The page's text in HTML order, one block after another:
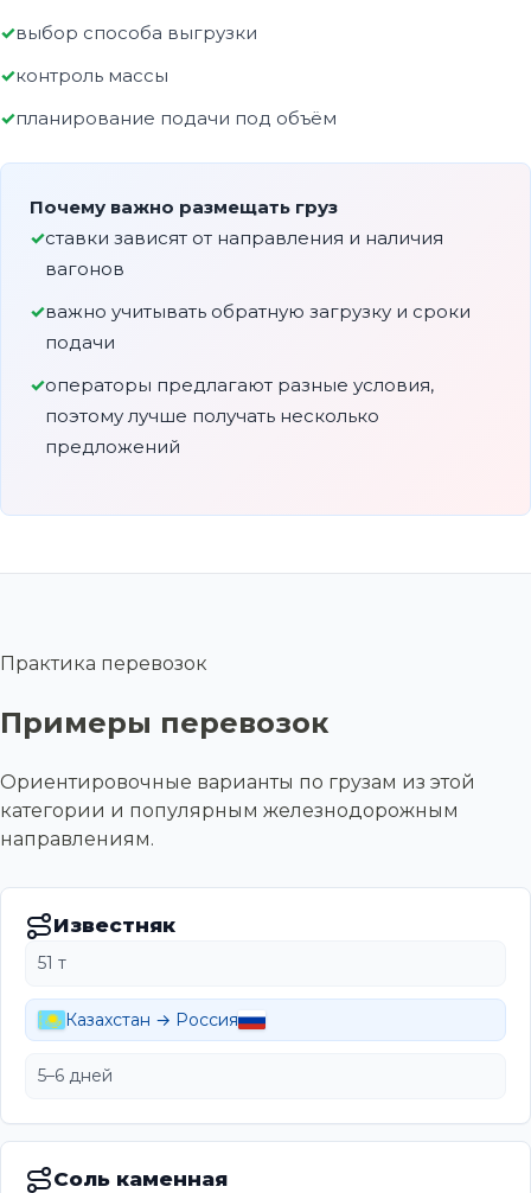
выбор способа выгрузки
контроль массы
планирование подачи под объём
Почему важно размещать груз
ставки зависят от направления и наличия
вагонов
важно учитывать обратную загрузку и сроки
подачи
операторы предлагают разные условия,
поэтому лучше получать несколько
предложений
Практика перевозок
Примеры перевозок
Ориентировочные варианты по грузам из этой
категории и популярным железнодорожным
направлениям.
Известняк
51 т
Казахстан → Россия
5–6 дней
Соль каменная